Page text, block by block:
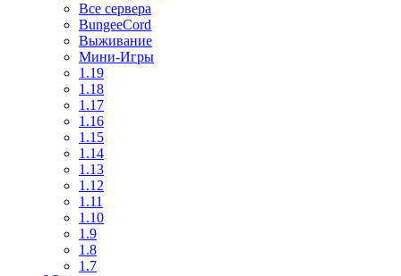
Все сервера
BungeeCord
Выживание
Мини-Игры
1.19
1.18
1.17
1.16
1.15
1.14
1.13
1.12
1.11
1.10
1.9
1.8
1.7